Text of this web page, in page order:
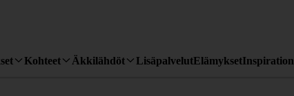
Kohteet Äkkilähdöt LisäpalvelutElämyksetInspiration